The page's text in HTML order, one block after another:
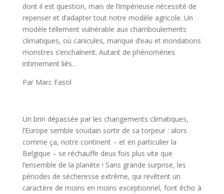
dont il est question, mais de l’impérieuse nécessité de
repenser et d’adapter tout notre modèle agricole. Un
modèle tellement vulnérable aux chamboulements
climatiques, où canicules, manque d’eau et inondations
monstres s’enchaînent. Autant de phénomènes
intimement liés…
Par Marc Fasol
Un brin dépassée par les changements climatiques,
l’Europe semble soudain sortir de sa torpeur : alors
comme ça, notre continent – et en particulier la
Belgique – se réchauffe deux fois plus vite que
l’ensemble de la planète ! Sans grande surprise, les
périodes de sécheresse extrême, qui revêtent un
caractère de moins en moins exceptionnel, font écho à